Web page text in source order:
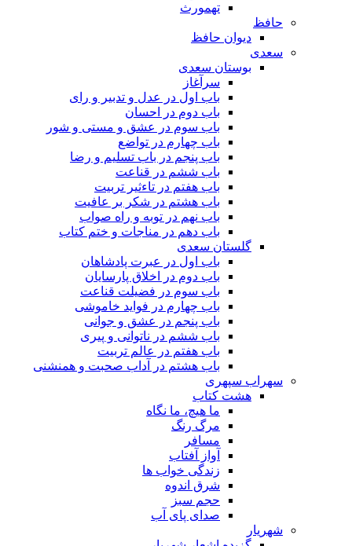
تهمورث
حافظ
دیوان حافظ
سعدی
بوستان سعدی
سرآغاز
باب اول در عدل و تدبیر و رای
باب دوم در احسان
باب سوم در عشق و مستی و شور
باب چهارم در تواضع
باب پنجم در باب تسلیم و رضا
باب ششم در قناعت
باب هفتم در تاءثیر تربیت
باب هشتم در شکر بر عافیت
باب نهم در توبه و راه صواب
باب دهم در مناجات و ختم کتاب
گلستان سعدی
باب اول در عبرت پادشاهان
باب دوم در اخلاق پارسایان
باب سوم در فضیلت قناعت
باب چهارم در فواید خاموشى
باب پنجم در عشق و جوانى
باب ششم در ناتوانى و پیرى
باب هفتم در عالم تربیت
باب هشتم در آداب صحبت و همنشنى
سهراب سپهری
هشت کتاب
ما هیچ، ما نگاه
مرگ رنگ
مسافر
آواز آفتاب
زندگی خواب ها
شرق اندوه
حجم سبز
صدای پای آب
شهریار